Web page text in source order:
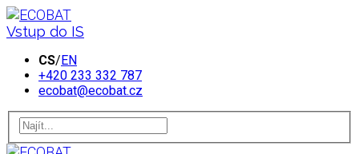
Vstup do IS
CS/EN
+420 233 332 787
ecobat@ecobat.cz